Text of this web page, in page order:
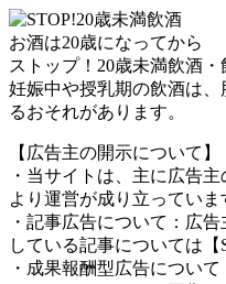
お酒は20歳になってから
ストップ！20歳未満飲酒・
妊娠中や授乳期の飲酒は、
るおそれがあります。
【広告主の開示について】
・当サイトは、主に広告
より運営が成り立っていま
・記事広告について：広
している記事については【
・成果報酬型広告につい